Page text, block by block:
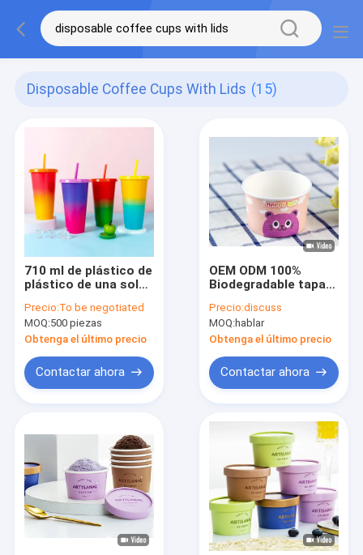
Disposable Coffee Cups With Lids (15)
710 ml de plástico de
plástico de una sola
Precio:To be negotiated
MOQ:500 piezas
Obtenga el último precio
Contactar ahora
OEM ODM 100%
Biodegradable tapas
azúcar de pasta de
papel con tapas
Precio:discuss
MOQ:hablar
Obtenga el último precio
Contactar ahora